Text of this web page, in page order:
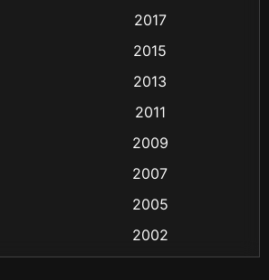
หนังคลาสสิก (25)
of-age ชีวิตวัยรุ่น (13)
อาชญากรรม (48)
Cult Film(4)
2017
2015
2013
2011
2009
2007
2005
2002